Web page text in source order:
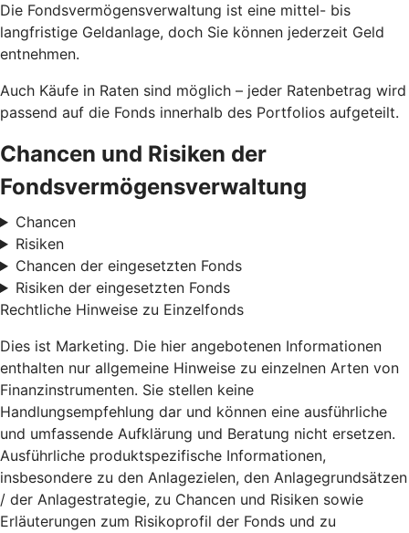
Die Fondsvermögensverwaltung ist eine mittel- bis
langfristige Geldanlage, doch Sie können jederzeit Geld
entnehmen.
Auch Käufe in Raten sind möglich – jeder Ratenbetrag wird
passend auf die Fonds innerhalb des Portfolios aufgeteilt.
Chancen und Risiken der
Fondsvermögensverwaltung
Chancen
Risiken
Chancen der eingesetzten Fonds
Risiken der eingesetzten Fonds
Rechtliche Hinweise zu Einzelfonds
Dies ist Marketing. Die hier angebotenen Informationen
enthalten nur allgemeine Hinweise zu einzelnen Arten von
Finanzinstrumenten. Sie stellen keine
Handlungsempfehlung dar und können eine ausführliche
und umfassende Aufklärung und Beratung nicht ersetzen.
Ausführliche produktspezifische Informationen,
insbesondere zu den Anlagezielen, den Anlagegrundsätzen
/ der Anlagestrategie, zu Chancen und Risiken sowie
Erläuterungen zum Risikoprofil der Fonds und zu